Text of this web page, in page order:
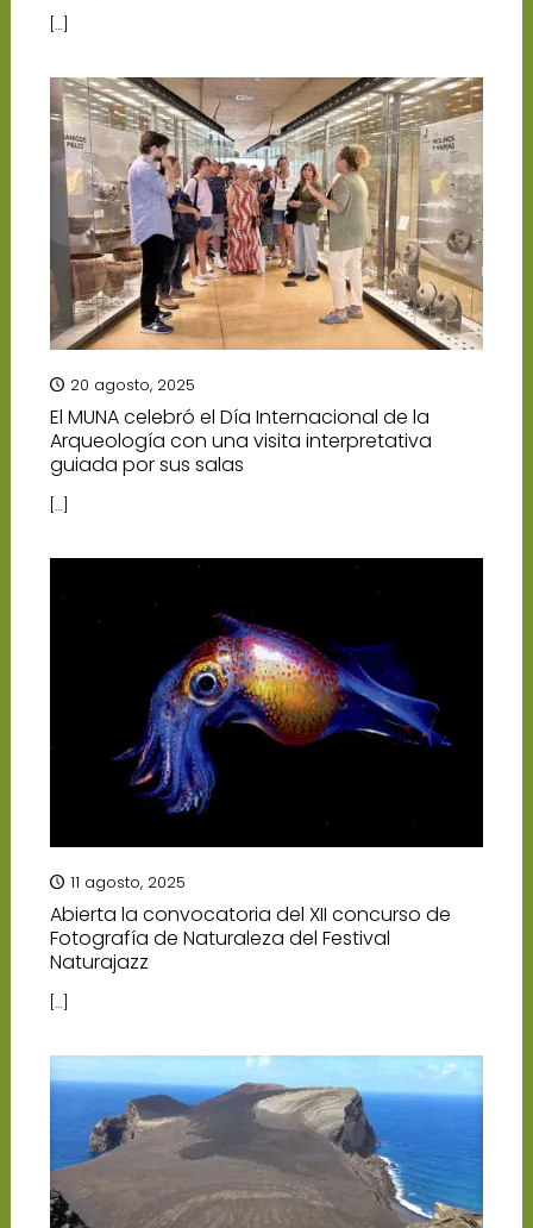
[…]
20 agosto, 2025
El MUNA celebró el Día Internacional de la
Arqueología con una visita interpretativa
guiada por sus salas
[…]
11 agosto, 2025
Abierta la convocatoria del XII concurso de
Fotografía de Naturaleza del Festival
Naturajazz
[…]